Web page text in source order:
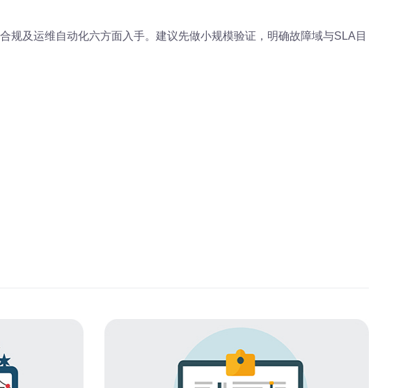
及运维自动化六方面入手。建议先做小规模验证，明确故障域与SLA目